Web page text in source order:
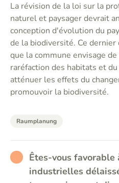
La révision de la loi sur la
naturel et paysager devrait
conception d'évolution du
de la biodiversité. Ce
que la commune envisage
raréfaction des habitats et
atténuer les effets du
promouvoir la biodiversité.
Raumplanung
RATHER_BAD
Êtes-vous favorable
industrielles